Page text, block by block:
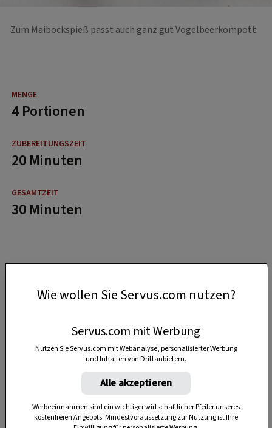
Zum Maibockspieß passt auch ganz gut Vogelbeerkompott.
4 Portionen
20 Minuten
30 Minuten
Wie wollen Sie Servus.com nutzen?
Servus.com mit Werbung
Nutzen Sie Servus.com mit Webanalyse, personalisierter Werbung
und Inhalten von Drittanbietern.
Alle akzeptieren
Werbeeinnahmen sind ein wichtiger wirtschaftlicher Pfeiler unseres
kostenfreien Angebots. Mindestvoraussetzung zur Nutzung ist Ihre